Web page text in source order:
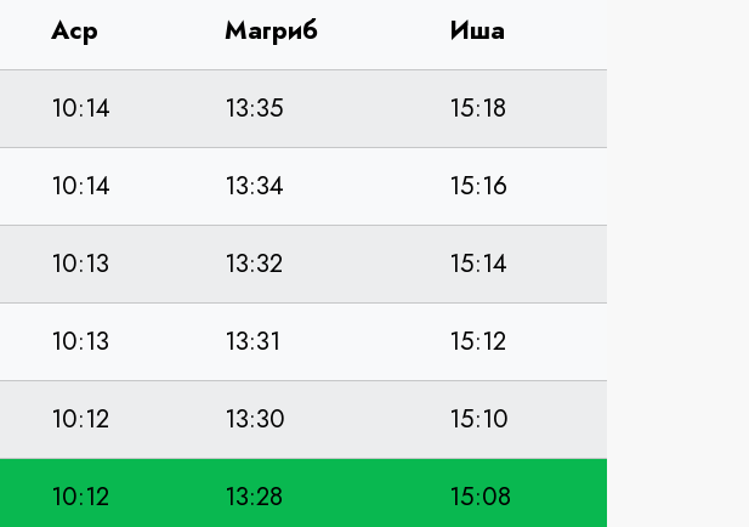
Аср Магриб Иша
10:14 13:35 15:18
10:14 13:34 15:16
10:13 13:32 15:14
10:13 13:31 15:12
10:12 13:30 15:10
10:12 13:28 15:08